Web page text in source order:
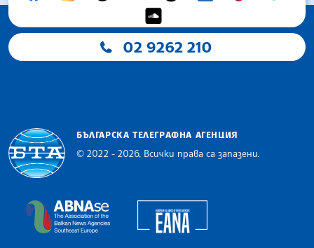
02 9262 210
БЪЛГАРСКА ТЕЛЕГРАФНА АГЕНЦИЯ
© 2022 - 2026, Всички права са запазени.
The Assocoation of the Balkan News Agencies